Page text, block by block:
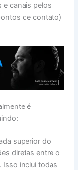
e canais pelos
de contato)
é
superior do
diretas entre o
Isso inclui todas